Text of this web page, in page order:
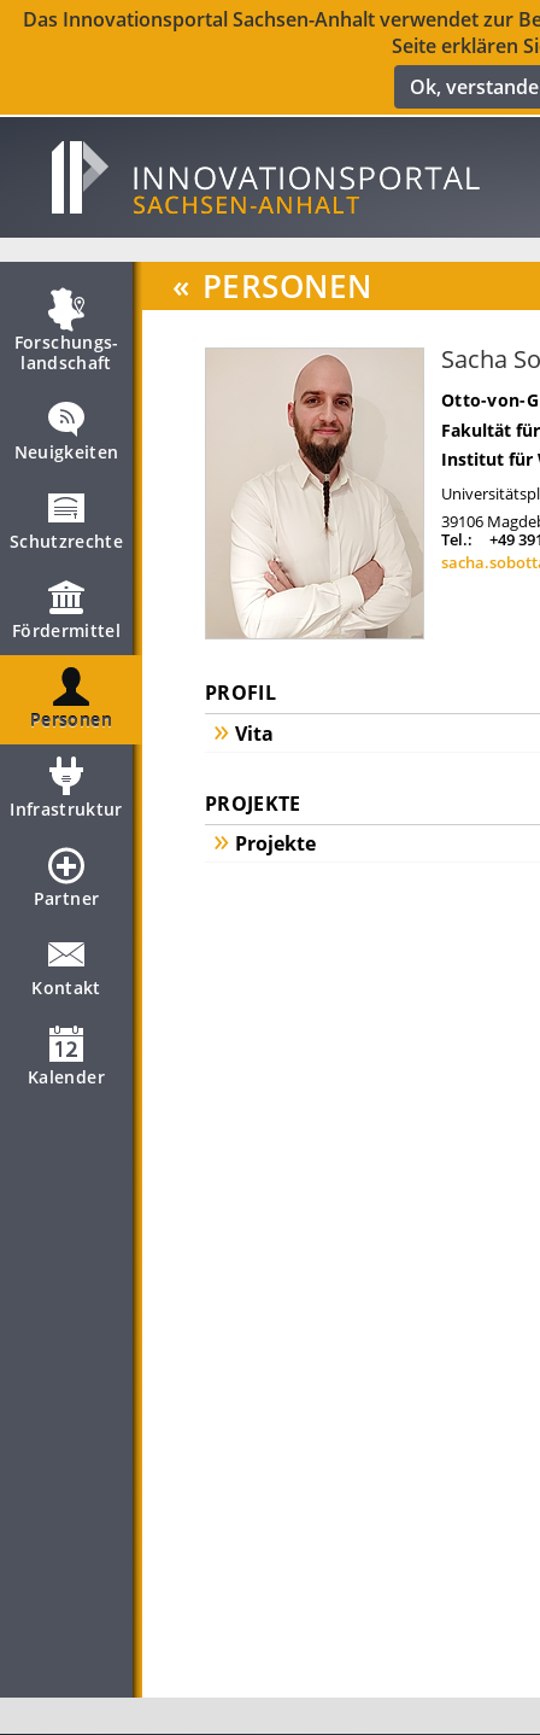
Das Innovationsportal Sachsen-Anhalt verwendet zur
Seite erklären
Ok,
Forschungs­
landschaft
Neuigkeiten
Schutzrechte
Fördermittel
Personen
Infrastruktur
Partner
Kontakt
Kalender
« PERSONEN
Sacha
Otto-von-
Fakultät
Institut für
39106
Tel.:
+49
PROFIL
Vita
PROJEKTE
Projekte